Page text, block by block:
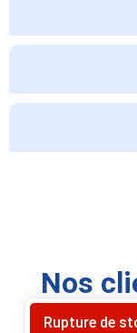
Nos
Rupture de